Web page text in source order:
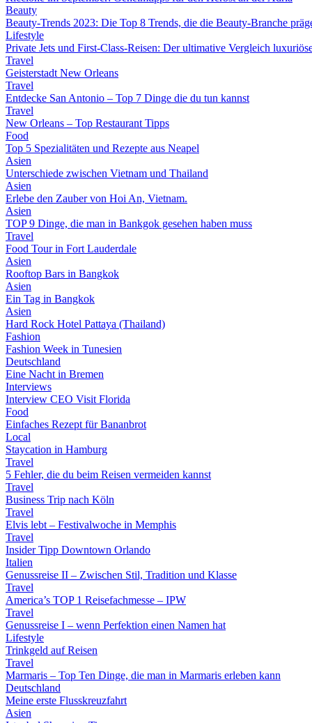
Beauty
Beauty-Trends 2023: Die Top 8 Trends, die die Beauty-Branche
Lifestyle
Private Jets und First-Class-Reisen: Der ultimative Vergleich
Travel
Geisterstadt New Orleans
Travel
Entdecke San Antonio – Top 7 Dinge die du tun kannst
Travel
New Orleans – Top Restaurant Tipps
Food
Top 5 Spezialitäten und Rezepte aus Neapel
Asien
Unterschiede zwischen Vietnam und Thailand
Asien
Erlebe den Zauber von Hoi An, Vietnam.
Asien
TOP 9 Dinge, die man in Bankgok gesehen haben muss
Travel
Food Tour in Fort Lauderdale
Asien
Rooftop Bars in Bangkok
Asien
Ein Tag in Bangkok
Asien
Hard Rock Hotel Pattaya (Thailand)
Fashion
Fashion Week in Tunesien
Deutschland
Eine Nacht in Bremen
Interviews
Interview CEO Visit Florida
Food
Einfaches Rezept für Bananbrot
Local
Staycation in Hamburg
Travel
5 Fehler, die du beim Reisen vermeiden kannst
Travel
Business Trip nach Köln
Travel
Elvis lebt – Festivalwoche in Memphis
Travel
Insider Tipp Downtown Orlando
Italien
Genussreise II – Zwischen Stil, Tradition und Klasse
Travel
America’s TOP 1 Reisefachmesse – IPW
Travel
Genussreise I – wenn Perfektion einen Namen hat
Lifestyle
Trinkgeld auf Reisen
Travel
Marmaris – Top Ten Dinge, die man in Marmaris erleben kann
Deutschland
Meine erste Flusskreuzfahrt
Asien